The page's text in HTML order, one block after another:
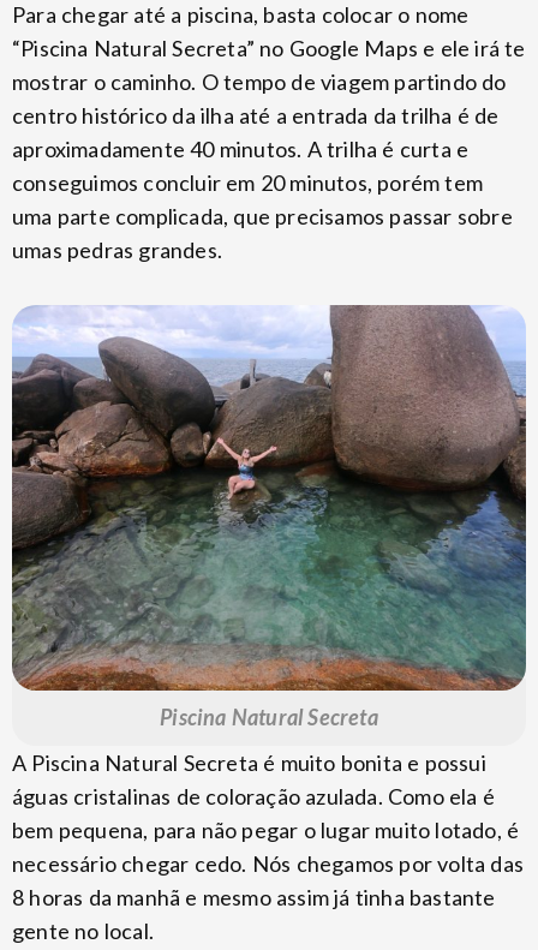
Para chegar até a piscina, basta colocar o nome
“Piscina Natural Secreta” no Google Maps e ele irá te
mostrar o caminho. O tempo de viagem partindo do
centro histórico da ilha até a entrada da trilha é de
aproximadamente 40 minutos. A trilha é curta e
conseguimos concluir em 20 minutos, porém tem
uma parte complicada, que precisamos passar sobre
umas pedras grandes.
Piscina Natural Secreta
A Piscina Natural Secreta é muito bonita e possui
águas cristalinas de coloração azulada. Como ela é
bem pequena, para não pegar o lugar muito lotado, é
necessário chegar cedo. Nós chegamos por volta das
8 horas da manhã e mesmo assim já tinha bastante
gente no local.